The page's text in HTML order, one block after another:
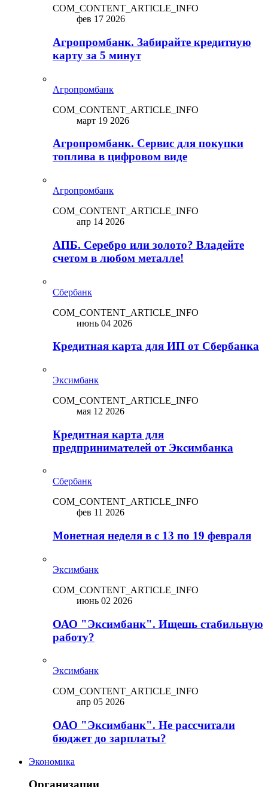
COM_CONTENT_ARTICLE_INFO
фев 17 2026
Агропромбанк. Забирайте кредитную
карту за 5 минут
Агропромбанк
COM_CONTENT_ARTICLE_INFO
март 19 2026
Агропромбанк. Сервис для покупки
топлива в цифровом виде
Агропромбанк
COM_CONTENT_ARTICLE_INFO
апр 14 2026
АПБ. Серебро или золото? Владейте
счетом в любом металле!
Сбербанк
COM_CONTENT_ARTICLE_INFO
июнь 04 2026
Кредитная карта для ИП от Сбербанка
Эксимбанк
COM_CONTENT_ARTICLE_INFO
мая 12 2026
Кредитная карта для
предпринимателей от Эксимбанка
Сбербанк
COM_CONTENT_ARTICLE_INFO
фев 11 2026
Монетная неделя в с 13 по 19 февраля
Эксимбанк
COM_CONTENT_ARTICLE_INFO
июнь 02 2026
ОАО "Эксимбанк". Ищешь стабильную
работу?
Эксимбанк
COM_CONTENT_ARTICLE_INFO
апр 05 2026
ОАО "Эксимбанк". Не рассчитали
бюджет до зарплаты?
Экономика